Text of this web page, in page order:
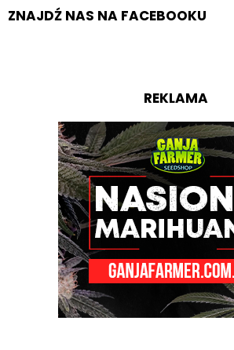
ZNAJDŹ NAS NA FACEBOOKU
REKLAMA